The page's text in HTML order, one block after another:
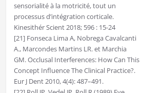
sensorialité à la motricité, tout un
processus d’intégration corticale.
Kinesithér Scient 2018; 596 : 15-24
[21] Fonseca Lima A, Nobrega Cavalcanti
A., Marcondes Martins LR. et Marchia
GM. Occlusal Interferences: How Can This
Concept Influence The Clinical Practice?.
Eur J Dent 2010, 4(4): 487–491.